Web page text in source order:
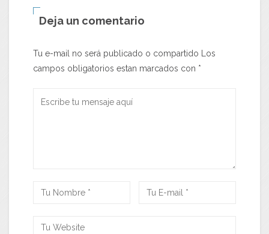
Deja un comentario
Tu e-mail no será publicado o compartido Los
campos obligatorios estan marcados con *